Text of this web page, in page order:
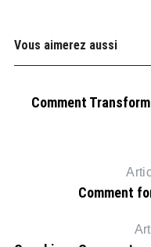
Vous aimerez aussi
Comment
Comment